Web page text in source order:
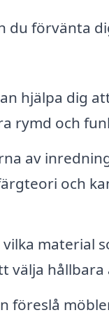
förvänta
hjälpa dig
rymd och
av
och
material
välja
föreslå